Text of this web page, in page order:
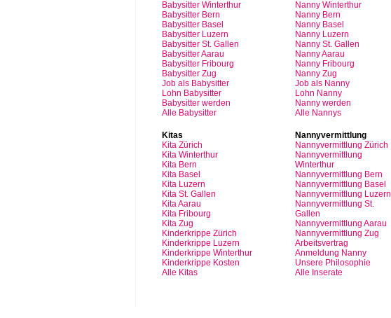
Babysitter Winterthur
Babysitter Bern
Babysitter Basel
Babysitter Luzern
Babysitter St. Gallen
BabysitterAarau
Babysitter Fribourg
Babysitter Zug
Job alsBabysitter
Lohn Babysitter
Babysitter werden
Alle Babysitter
Nanny Winterthur
Nanny Bern
Nanny Basel
Nanny Luzern
Nanny St. Gallen
NannyAarau
Nanny Fribourg
Nanny Zug
Job alsNanny
Lohn Nanny
Nanny werden
Alle Nannys
Kitas
Kita Zürich
Kita Winterthur
Kita Bern
Kita Basel
Kita Luzern
Kita St. Gallen
KitaAarau
Kita Fribourg
Kita Zug
Kinderkrippe Zürich
Kinderkrippe Luzern
Kinderkrippe Winterthur
Kinderkrippe Kosten
Alle Kitas
Nannyvermittlung
Nannyvermittlung Zürich
Nannyvermittlung
Winterthur
Nannyvermittlung Bern
Nannyvermittlung Basel
Nannyvermittlung Luzern
Nannyvermittlung St.
Gallen
Nannyvermittlung Aarau
Nannyvermittlung Zug
Arbeitsvertrag
Anmeldung Nanny
Unsere Philosophie
Alle Inserate